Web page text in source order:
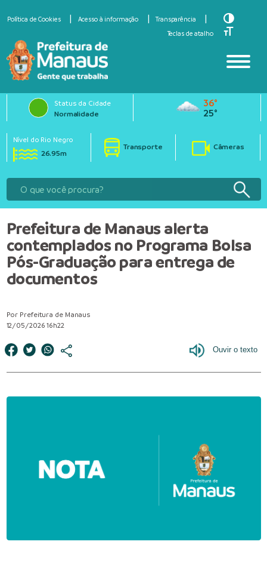
Política de Cookies Acesso à informação
Transparência
Teclas de atalho
Toggle
Toggle
Status da Cidade
Normalidade
36°
25°
Nível do Rio Negro
26.95m
Transporte Câmeras
Prefeitura de Manaus alerta
contemplados no Programa Bolsa
Pós-Graduação para entrega de
documentos
Por Prefeitura de Manaus
12/05/2026 16h22